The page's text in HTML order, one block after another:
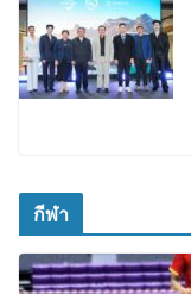
กีฬา